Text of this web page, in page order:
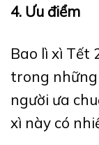
4. Ưu điểm
Bao lì xì Tết
trong những
người ưa
xì này có